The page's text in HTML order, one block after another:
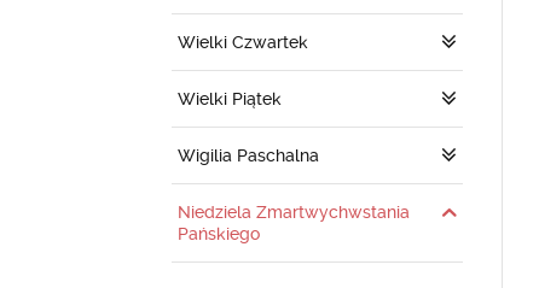
Wielki Czwartek
Wielki Piątek
Wigilia Paschalna
Niedziela Zmartwychwstania
Pańskiego